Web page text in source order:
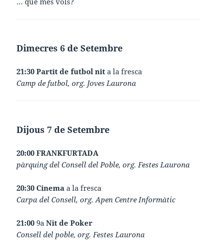
Dimecres 6 de Setembre
21:30 Partit de futbol nita la fresca
Camp de futbol, org. Joves Laurona
Dijous 7 de Setembre
20:00 FRANKFURTADA
pàrquing del Consell del Poble, org. Festes Laurona
20:30 Cinema a la fresca
Carpa del Consell, org. Apen Centre Informàtic
21:009a Nit de Poker
Consell del poble, org. Festes Laurona